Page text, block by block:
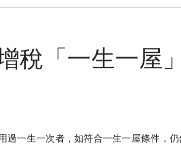
稅「一生一屋
過一生一次者，如符合一生一屋條件，